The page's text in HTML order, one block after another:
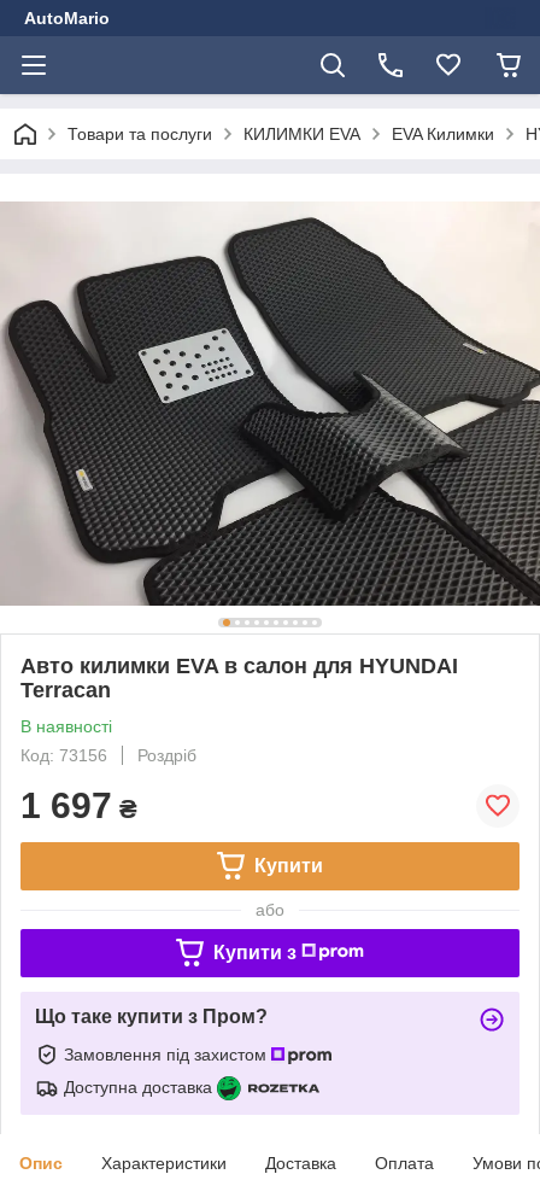
AutoMario
Товари та послуги КИЛИМКИ EVA EVA Килимки
Авто килимки EVA в салон для HYUNDAI
Terracan
В наявності
Код: 73156
Роздріб
1 697 ₴
Купити
або
Купити з
Що таке купити з Пром?
Замовлення під захистом
Доступна доставка
Опис Характеристики Доставка Оплата Умови